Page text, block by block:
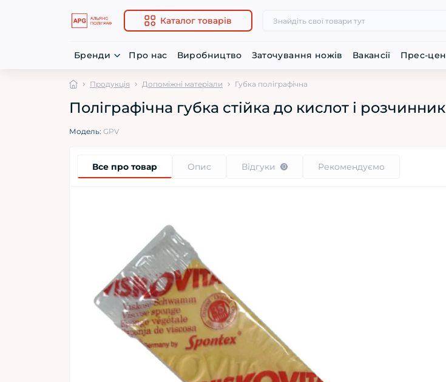
Каталог товарів
Бренди Про нас Виробництво Заточування ножів Вакансії Прес-
Продукція Допоміжні матеріали Губка поліграфічна
Поліграфічна губка стійка до кислот і
Модель: GPV
Все про товар Опис Відгуки 0 Рекомендуємо